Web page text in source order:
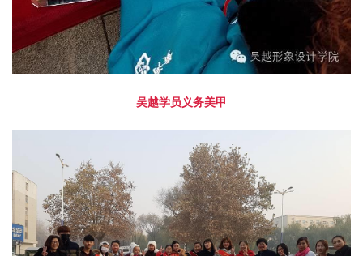
吴越学员义务美甲